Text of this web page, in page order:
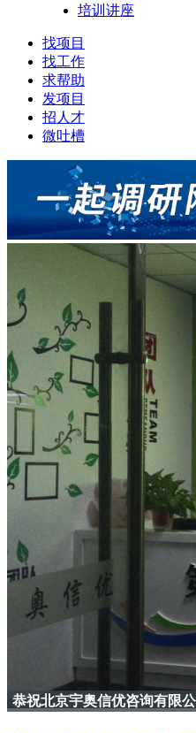
培训讲座
找项目
找工作
求帮助
发项目
招人才
微吐槽
恭祝北京宇奥信优咨询有限